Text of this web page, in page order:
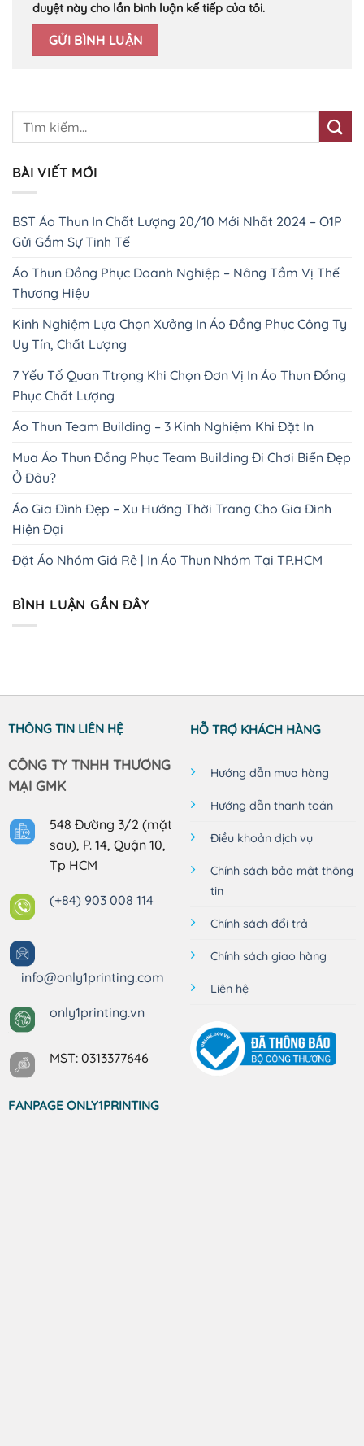
duyệt này cho lần bình luận kế tiếp của tôi.
BÀI VIẾT MỚI
BST Áo Thun In Chất Lượng 20/10 Mới Nhất 2024 – O1P
Gửi Gắm Sự Tinh Tế
Áo Thun Đồng Phục Doanh Nghiệp – Nâng Tầm Vị Thế
Thương Hiệu
Kinh Nghiệm Lựa Chọn Xưởng In Áo Đồng Phục Công Ty
Uy Tín, Chất Lượng
7 Yếu Tố Quan Ttrọng Khi Chọn Đơn Vị In Áo Thun Đồng
Phục Chất Lượng
Áo Thun Team Building – 3 Kinh Nghiệm Khi Đặt In
Mua Áo Thun Đồng Phục Team Building Đi Chơi Biển Đẹp
Ở Đâu?
Áo Gia Đình Đẹp – Xu Hướng Thời Trang Cho Gia Đình
Hiện Đại
Đặt Áo Nhóm Giá Rẻ | In Áo Thun Nhóm Tại TP.HCM
BÌNH LUẬN GẦN ĐÂY
THÔNG TIN LIÊN HỆ
CÔNG TY TNHH THƯƠNG
MẠI GMK
548 Đường 3/2 (mặt
sau), P. 14, Quận 10,
Tp HCM
(+84) 903 008 114
info@only1printing.com
only1printing.vn
MST: 0313377646
HỖ TRỢ KHÁCH HÀNG
Hướng dẫn mua hàng
Hướng dẫn thanh toán
Điều khoản dịch vụ
Chính sách bảo mật thông
tin
Chính sách đổi trả
Chính sách giao hàng
Liên hệ
FANPAGE ONLY1PRINTING